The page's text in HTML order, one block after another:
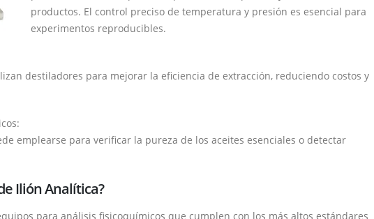
productos. El control preciso de temperatura y presión es esencial para
experimentos reproducibles.
destiladores para mejorar la eficiencia de extracción, reduciendo costos y
emplearse para verificar la pureza de los aceites esenciales o detectar
Ilión Analítica?
para análisis fisicoquímicos que cumplen con los más altos estándares